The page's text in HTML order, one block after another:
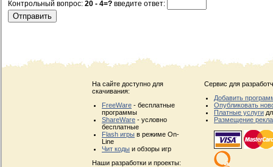
Контрольный вопрос: 20 - 4=? введите ответ:
На сайте доступно для
скачивания:
FreeWare - бесплатные
программы
ShareWare - условно
бесплатные
Flash игры в режиме On-
Line
Чит коды и обзоры игр
Наши разработки и проекты:
Сервис для
Добавить
Опубликовать
Платные услуги
Размещение